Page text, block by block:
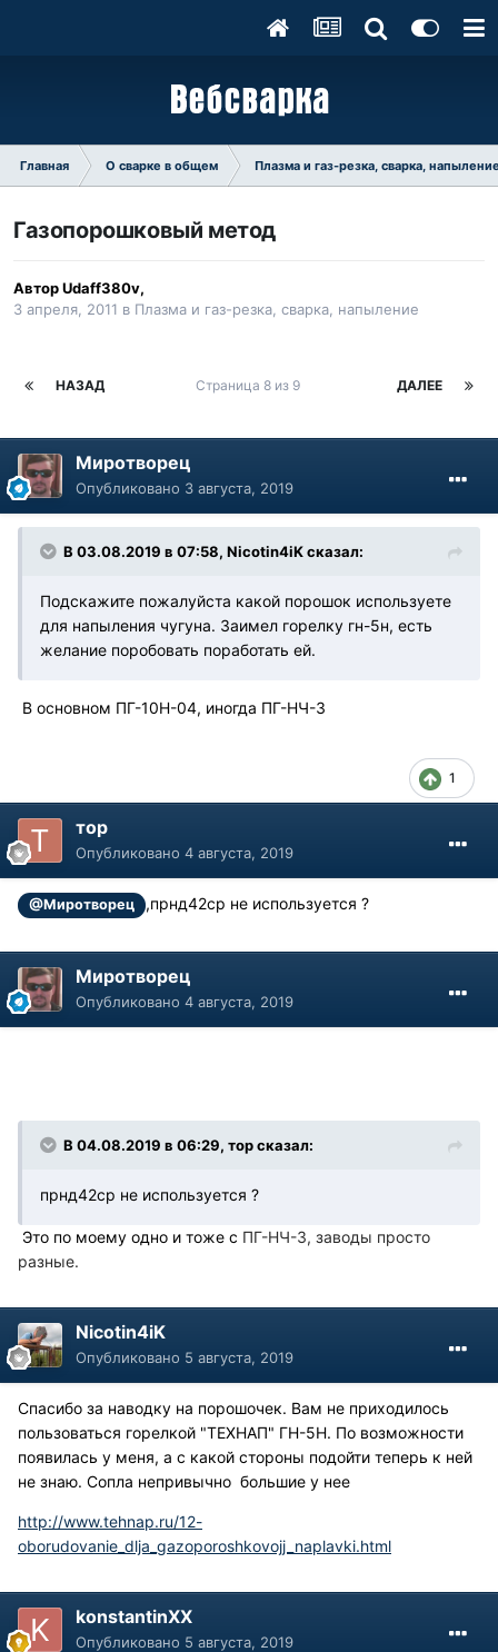
Главная О сварке в общем Плазма и газ-резка, сварка,
Газопорошковый метод
АвторUdaff380v,
3 апреля, 2011 в Плазма и газ-резка, сварка, напыление
НАЗАД ДАЛЕЕ
Страница 8 из 9
Миротворец
Опубликовано 3 августа, 2019
В 03.08.2019 в 07:58, Nicotin4iK сказал:
Подскажите пожалуйста какой порошок используете
для напыления чугуна. Заимел горелку гн-5н, есть
желание поробовать поработать ей.
В основном ПГ-10Н-04, иногда ПГ-НЧ-3
1
тор
Опубликовано 4 августа, 2019
@Миротворец ,прнд42ср не используется ?
Миротворец
Опубликовано 4 августа, 2019
В 04.08.2019 в 06:29, тор сказал:
прнд42ср не используется ?
Это по моему одно и тоже с ПГ-НЧ-3, заводы просто
разные.
Nicotin4iK
Опубликовано 5 августа, 2019
Спасибо за наводку на порошочек. Вам не приходилось
пользоваться горелкой "ТЕХНАП" ГН-5Н. По возможности
появилась у меня, а с какой стороны подойти теперь к ней
не знаю. Сопла непривычно большие у нее
http://www.tehnap.ru/12-
oborudovanie_dlja_gazoporoshkovojj_naplavki.html
konstantinXX
Опубликовано 5 августа, 2019